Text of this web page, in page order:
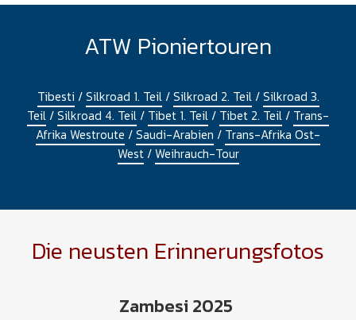
ATW Pioniertouren
Tibesti /Silkroad 1. Teil/Silkroad 2. Teil/Silkroad 3.
Teil /Silkroad 4. Teil / Tibet 1. Teil / Tibet 2. Teil / Trans-
Afrika Westroute /Saudi-Arabien / Trans-Afrika Ost-
West/Weihrauch-Tour
Die neusten Erinnerungsfotos
Zambesi 2025